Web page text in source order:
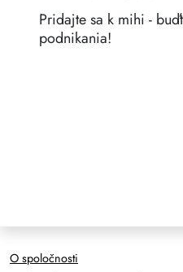
Pridajte sa k mihi -
podnikania!
O spoločnosti